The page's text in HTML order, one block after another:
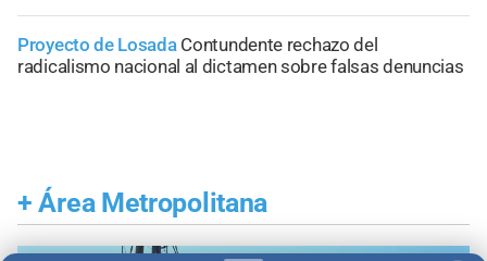
Proyecto de Losada Contundente rechazo del
radicalismo nacional al dictamen sobre falsas denuncias
+ Área Metropolitana